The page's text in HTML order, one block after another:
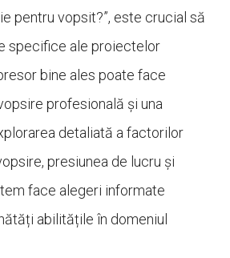
pentru vopsit?”, este crucial să
specifice ale proiectelor
bine ales poate face
profesională și una
detaliată a factorilor
presiunea de lucru și
face alegeri informate
abilitățile în domeniul